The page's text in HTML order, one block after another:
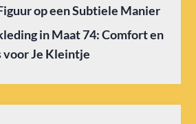
op een Subtiele Manier
in Maat 74: Comfort en
voor Je Kleintje